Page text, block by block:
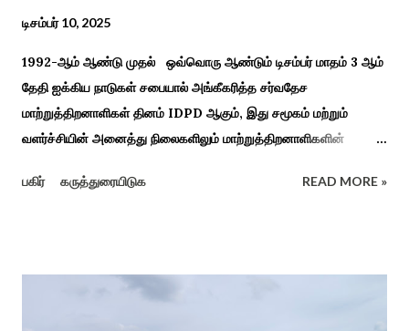
டிசம்பர் 10, 2025
1992-ஆம் ஆண்டு முதல் ஒவ்வொரு ஆண்டும் டிசம்பர் மாதம் 3 ஆம்
தேதி ஐக்கிய நாடுகள் சபையால் அங்கீகரித்த சர்வதேச
மாற்றுத்திறனாளிகள் தினம் IDPD ஆகும், இது சமூகம் மற்றும்
வளர்ச்சியின் அனைத்து நிலைகளிலும் மாற்றுத்திறனாளிகளின்
நோக்கமாகக் கொண்டது. சமூகத்தில் மாற்றுத்திறனாளிகளின்
நிகழ்ச்சிகள், கருத்தரங்குகள் மற்றும் உதவிகள் வழங்கும் விழாக்கள்
பகிர் கருத்துரையிடுக READ MORE »